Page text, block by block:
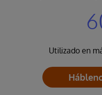
Utilizado en